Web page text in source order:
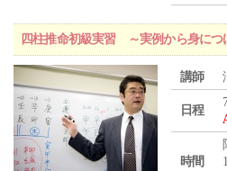
四柱推命初級実習 ～実例から身につ
講師
日程
時間